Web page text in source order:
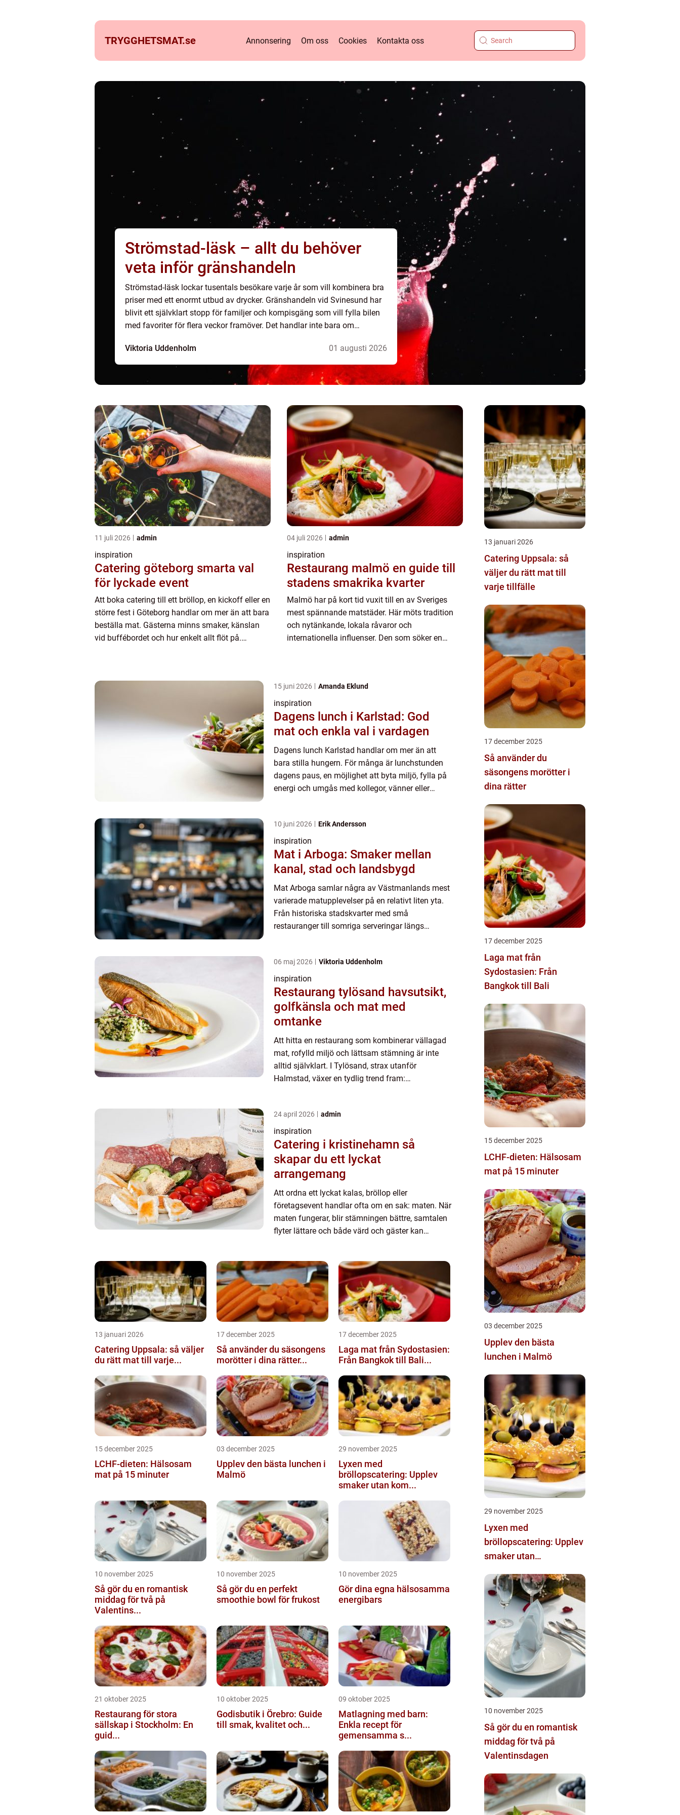
TRYGGHETSMAT.se Annonsering Om oss Cookies Kontakta oss
Strömstad-läsk – allt du behöver
veta inför gränshandeln
Strömstad-läsk lockar tusentals besökare varje år som vill kombinera bra
priser med ett enormt utbud av drycker. Gränshandeln vid Svinesund har
blivit ett självklart stopp för familjer och kompisgäng som vill fylla bilen
med favoriter för flera veckor framöver. Det handlar inte bara om
Viktoria Uddenholm
01 augusti 2026
11 juli 2026 admin
inspiration
Catering göteborg smarta val
för lyckade event
Att boka catering till ett bröllop, en kickoff eller en
större fest i Göteborg handlar om mer än att bara
beställa mat. Gästerna minns smaker, känslan
vid buffébordet och hur enkelt allt flöt på.
04 juli 2026 admin
inspiration
Restaurang malmö en guide till
stadens smakrika kvarter
Malmö har på kort tid vuxit till en av Sveriges
mest spännande matstäder. Här möts tradition
och nytänkande, lokala råvaror och
internationella influenser. Den som söker en
15 juni 2026 Amanda Eklund
inspiration
Dagens lunch i Karlstad: God
mat och enkla val i vardagen
Dagens lunch Karlstad handlar om mer än att
bara stilla hungern. För många är lunchstunden
dagens paus, en möjlighet att byta miljö, fylla på
energi och umgås med kollegor, vänner eller
10 juni 2026 Erik Andersson
inspiration
Mat i Arboga: Smaker mellan
kanal, stad och landsbygd
Mat Arboga samlar några av Västmanlands mest
varierade matupplevelser på en relativt liten yta.
Från historiska stadskvarter med små
restauranger till somriga serveringar längs
06 maj 2026 Viktoria Uddenholm
inspiration
Restaurang tylösand havsutsikt,
golfkänsla och mat med
omtanke
Att hitta en restaurang som kombinerar vällagad
mat, rofylld miljö och lättsam stämning är inte
alltid självklart. I Tylösand, strax utanför
Halmstad, växer en tydlig trend fram:
24 april 2026 admin
inspiration
Catering i kristinehamn så
skapar du ett lyckat
arrangemang
Att ordna ett lyckat kalas, bröllop eller
företagsevent handlar ofta om en sak: maten. När
maten fungerar, blir stämningen bättre, samtalen
flyter lättare och både värd och gäster kan
13 januari 2026
Catering Uppsala: så väljer
du rätt mat till varje...
17 december 2025
Så använder du säsongens
morötter i dina rätter...
17 december 2025
Laga mat från Sydostasien:
Från Bangkok till Bali...
15 december 2025
LCHF-dieten: Hälsosam
mat på 15 minuter
03 december 2025
Upplev den bästa lunchen i
Malmö
29 november 2025
Lyxen med
bröllopscatering: Upplev
smaker utan kom...
10 november 2025
Så gör du en romantisk
middag för två på
Valentins...
10 november 2025
Så gör du en perfekt
smoothie bowl för frukost
10 november 2025
Gör dina egna hälsosamma
energibars
21 oktober 2025
Restaurang för stora
sällskap i Stockholm: En
guid...
10 oktober 2025
Godisbutik i Örebro: Guide
till smak, kvalitet och...
09 oktober 2025
Matlagning med barn:
Enkla recept för
gemensamma s...
13 januari 2026
Catering Uppsala: så
väljer du rätt mat till
varje tillfälle
17 december 2025
Så använder du
säsongens morötter i
dina rätter
17 december 2025
Laga mat från
Sydostasien: Från
Bangkok till Bali
15 december 2025
LCHF-dieten: Hälsosam
mat på 15 minuter
03 december 2025
Upplev den bästa
lunchen i Malmö
29 november 2025
Lyxen med
bröllopscatering: Upplev
smaker utan
10 november 2025
Så gör du en romantisk
middag för två på
Valentinsdagen